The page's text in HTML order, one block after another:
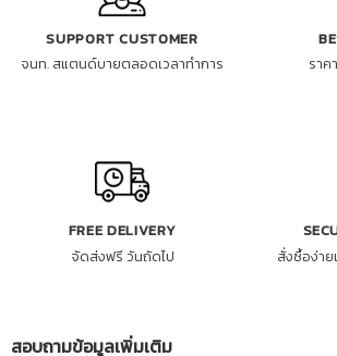
SUPPORT CUSTOMER
จนท. สแตนด์บายตลอดเวลาทำการ
รา
FREE DELIVERY
จัดส่งฟรี วันถัดไป
สั่งซื้อง่าย
สอบถามข้อมูลเพิ่มเติม